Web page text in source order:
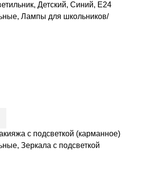
Детский, Синий, E24
, Лампы для школьников/
с подсветкой (карманное)
, Зеркала с подсветкой